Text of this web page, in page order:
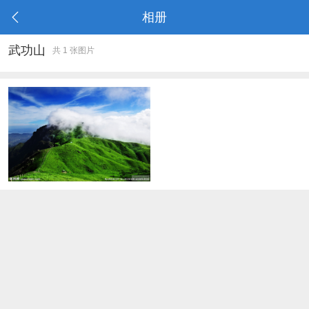
相册
武功山 共 1 张图片